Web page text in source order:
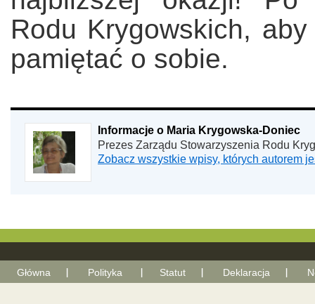
Rodu Krygowskich,
pamiętać o sobie.
Informacje o Maria Krygowska-Doniec
Prezes Zarządu Stowarzyszenia Rodu
Zobacz wszystkie wpisy, których autorem
Główna Polityka Statut Deklaracja With